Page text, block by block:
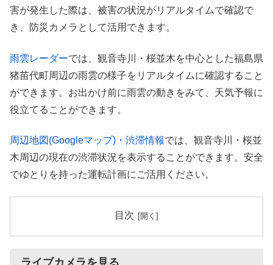
害が発生した際は、被害の状況がリアルタイムで確認で
き、防災カメラとして活用できます。
雨雲レーダーでは、観音寺川・桜並木を中心とした福島県
猪苗代町周辺の雨雲の様子をリアルタイムに確認すること
ができます。お出かけ前に雨雲の動きをみて、天気予報に
役立てることができます。
周辺地図(Googleマップ)・渋滞情報では、観音寺川・桜並
木周辺の現在の渋滞状況を表示することができます。安全
でゆとりを持った運転計画にご活用ください。
目次